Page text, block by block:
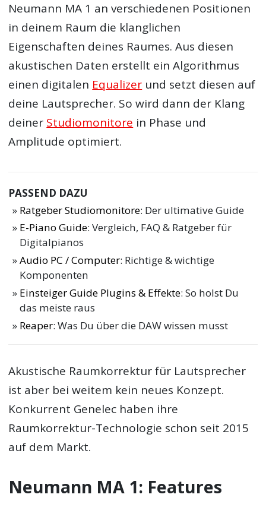
Neumann MA 1 an verschiedenen Positionen
in deinem Raum die klanglichen
Eigenschaften deines Raumes. Aus diesen
akustischen Daten erstellt ein Algorithmus
einen digitalen Equalizer und setzt diesen auf
deine Lautsprecher. So wird dann der Klang
deiner Studiomonitore in Phase und
Amplitude optimiert.
PASSEND DAZU
Ratgeber Studiomonitore: Der ultimative Guide
E-Piano Guide: Vergleich, FAQ & Ratgeber für
Digitalpianos
Audio PC / Computer: Richtige & wichtige
Komponenten
Einsteiger Guide Plugins & Effekte: So holst Du
das meiste raus
Reaper: Was Du über die DAW wissen musst
Akustische Raumkorrektur für Lautsprecher
ist aber bei weitem kein neues Konzept.
Konkurrent Genelec haben ihre
Raumkorrektur-Technologie schon seit 2015
auf dem Markt.
Neumann MA 1: Features